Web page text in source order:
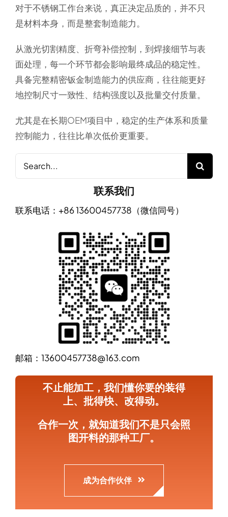
对于不锈钢工作台来说，真正决定品质的，并不只
是材料本身，而是整套制造能力。
从激光切割精度、折弯补偿控制，到焊接细节与表
面处理，每一个环节都会影响最终成品的稳定性。
具备完整精密钣金制造能力的供应商，往往能更好
地控制尺寸一致性、结构强度以及批量交付质量。
尤其是在长期OEM项目中，稳定的生产体系和质量
控制能力，往往比单次低价更重要。
Search
for:
联系我们
联系电话：+86 13600457738（微信同号）
邮箱：13600457738@163.com
不止能加工，我们懂你要的装得
上、批得快、改得动。
合作一次，就知道我们不是只会照
图开料的那种工厂。
成为合作伙伴